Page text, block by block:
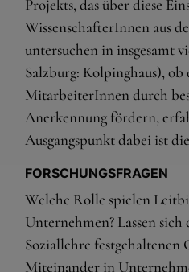
Projekts, das über diese
WissenschafterInnen aus
untersuchen in insgesamt
Salzburg: Kolpinghaus),
MitarbeiterInnen durch
Anerkennung fördern,
Ausgangspunkt dabei ist
FORSCHUNGSFRAGEN
Welche Rolle spielen
Unternehmen? Lassen
Soziallehre festgehaltenen
Miteinander in